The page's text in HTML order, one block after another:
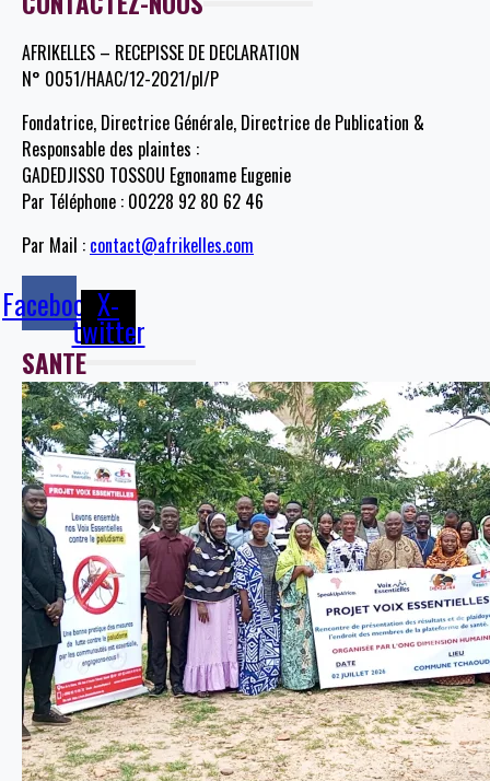
AFRIKELLES – RECEPISSE DE DECLARATION
N° 0051/HAAC/12-2021/pl/P
Fondatrice, Directrice Générale, Directrice de Publication &
Responsable des plaintes :
GADEDJISSO TOSSOU Egnoname Eugenie
Par Téléphone : 00228 92 80 62 46
Par Mail : contact@afrikelles.com
FacebookX-
twitter
SANTE